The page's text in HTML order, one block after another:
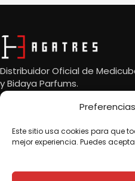
Este sitio usa cookies para que
mejor experiencia. Puedes
Distribuidor Oficial de
yBidaya Parfums.